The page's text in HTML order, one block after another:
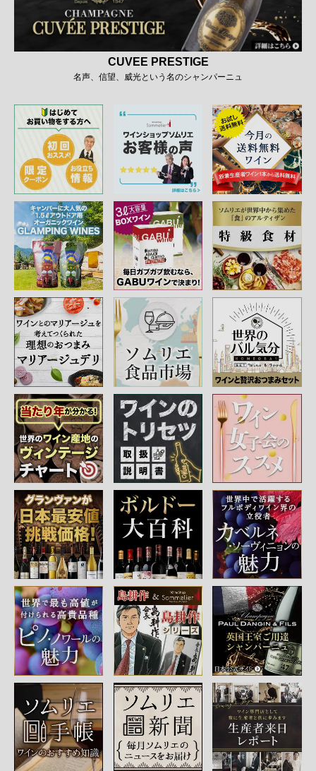
CUVEE PRESTIGE
名声、信望、威光という名のシャンパーニュ